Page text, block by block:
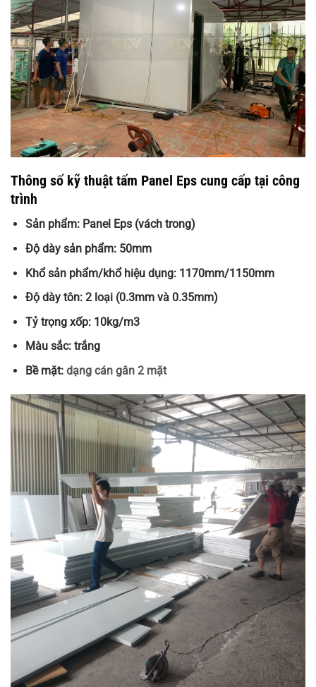
Thông số kỹ thuật tấm Panel Eps cung cấp tại công
trình
Sản phẩm: Panel Eps (vách trong)
Độ dày sản phẩm: 50mm
Khổ sản phẩm/khổ hiệu dụng: 1170mm/1150mm
Độ dày tôn: 2 loại (0.3mm và 0.35mm)
Tỷ trọng xốp: 10kg/m3
Màu sắc: trắng
Bề mặt:dạng cán gân 2 mặt